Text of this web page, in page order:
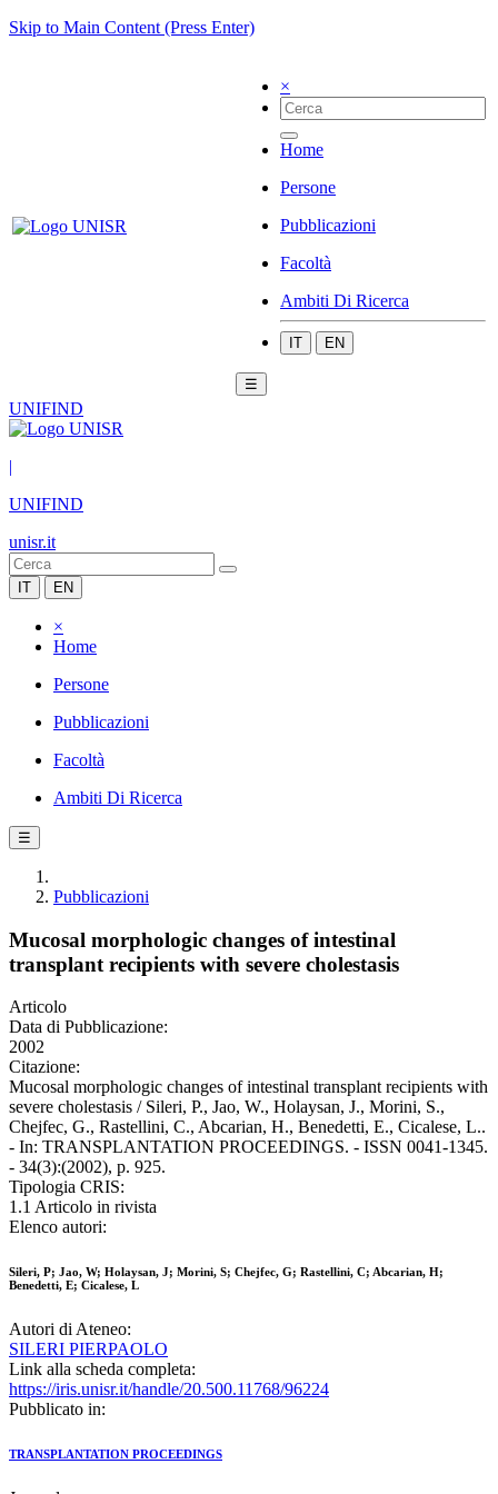
Skip to Main Content (Press Enter)
×
Home
Persone
Pubblicazioni
Facoltà
Ambiti Di Ricerca
IT EN
☰
UNIFIND
|
UNIFIND
unisr.it
IT EN
×
Home
Persone
Pubblicazioni
Facoltà
Ambiti Di Ricerca
☰
Pubblicazioni
Mucosal morphologic changes of intestinal
transplant recipients with severe cholestasis
Articolo
Data di Pubblicazione:
2002
Citazione:
Mucosal morphologic changes of intestinal transplant recipients with
severe cholestasis / Sileri, P., Jao, W., Holaysan, J., Morini, S.,
Chejfec, G., Rastellini, C., Abcarian, H., Benedetti, E., Cicalese, L..
- In: TRANSPLANTATION PROCEEDINGS. - ISSN 0041-1345.
- 34(3):(2002), p. 925.
Tipologia CRIS:
1.1 Articolo in rivista
Elenco autori:
Sileri, P; Jao, W; Holaysan, J; Morini, S; Chejfec, G; Rastellini, C; Abcarian, H;
Benedetti, E; Cicalese, L
Autori di Ateneo:
SILERI PIERPAOLO
Link alla scheda completa:
https://iris.unisr.it/handle/20.500.11768/96224
Pubblicato in:
TRANSPLANTATION PROCEEDINGS